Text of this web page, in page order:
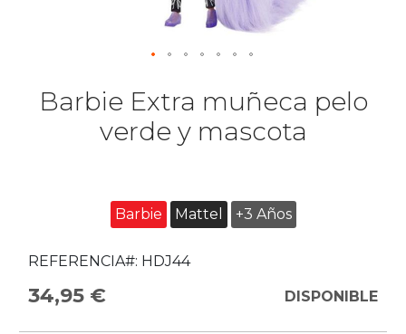
Barbie Extra muñeca pelo
verde y mascota
Barbie Mattel +3 Años
REFERENCIA#: HDJ44
34,95 € DISPONIBLE